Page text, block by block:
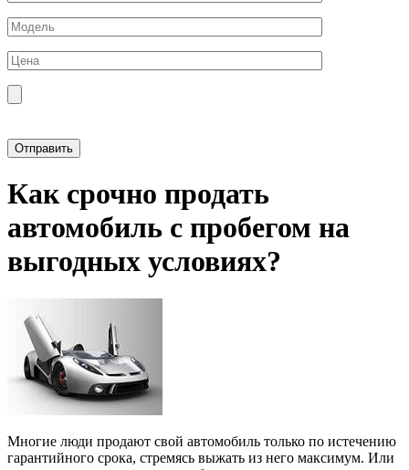
Как срочно продать
автомобиль с пробегом на
выгодных условиях?
Многие люди продают свой автомобиль только по истечению
гарантийного срока, стремясь выжать из него максимум. Или